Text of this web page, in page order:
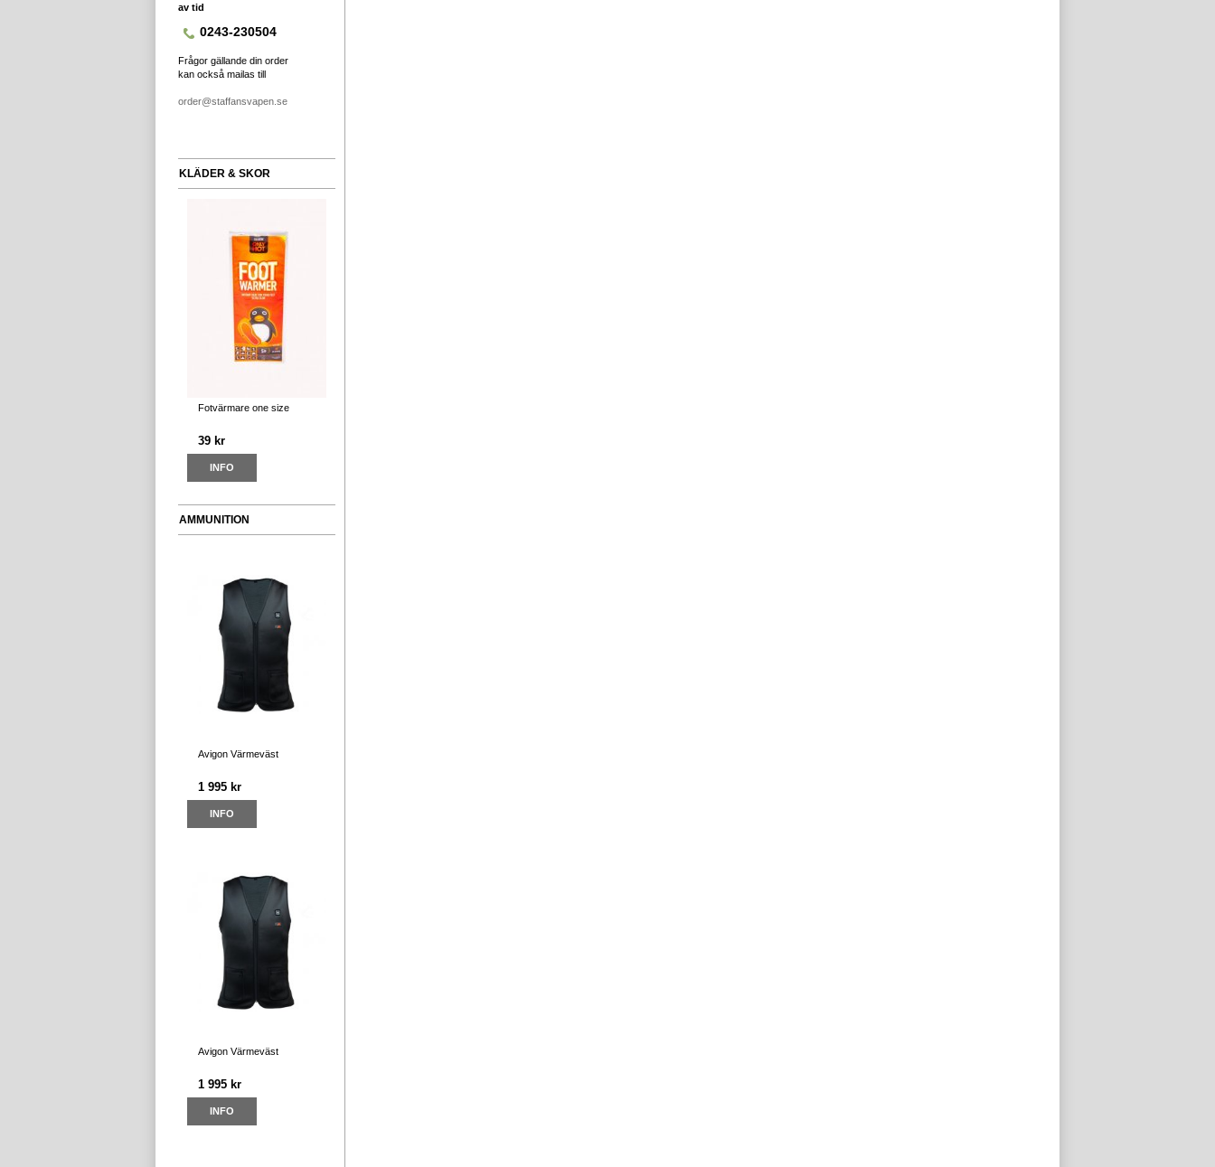
av tid
0243-230504
Frågor gällande din order
kan också mailas till
order@staffansvapen.se
KLÄDER & SKOR
Fotvärmare one size
39 kr
INFO
AMMUNITION
Avigon Värmeväst
1 995 kr
INFO
Avigon Värmeväst
1 995 kr
INFO